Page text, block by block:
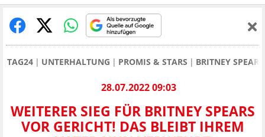
TAG24 UNTERHALTUNG PROMIS & STARS BRITNEY SPEARS
28.07.2022 09:03
WEITERER SIEG FÜR BRITNEY SPEARS
VOR GERICHT! DAS BLEIBT IHREM